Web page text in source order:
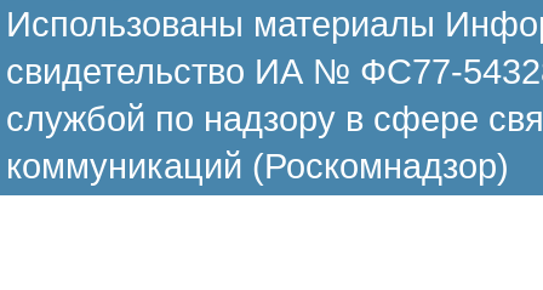
Использованы материалы
свидетельство ИА № ФС77-
службой по надзору в сфере
коммуникаций (Роскомнадзор)